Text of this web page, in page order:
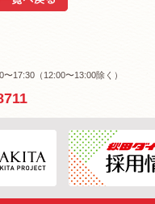
17:30（12:00〜13:00除く）